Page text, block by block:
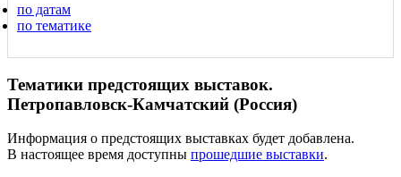
по датам
по тематике
Тематики предстоящих выставок.
Петропавловск-Камчатский (Россия)
Информация о предстоящих выставках будет добавлена.
В настоящее время доступны прошедшие выставки.